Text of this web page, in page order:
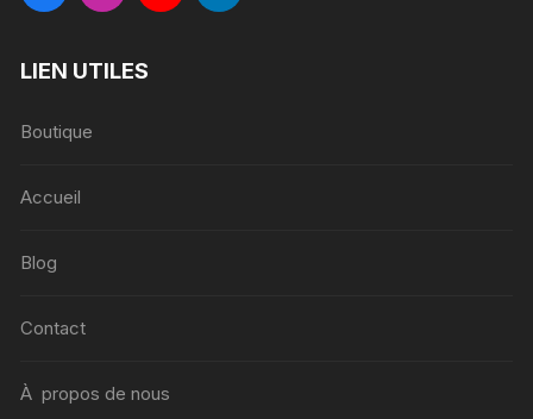
LIEN UTILES
Boutique
Accueil
Blog
Contact
À propos de nous